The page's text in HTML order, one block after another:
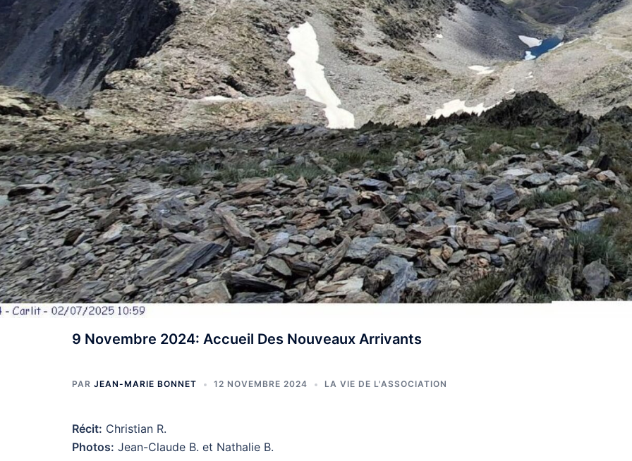
9 Novembre 2024: Accueil Des Nouveaux Arrivants
PAR JEAN-MARIE BONNET 12 NOVEMBRE 2024 LA VIE DE L'ASSOCIATION
Récit: Christian R.
Photos: Jean-Claude B. et Nathalie B.